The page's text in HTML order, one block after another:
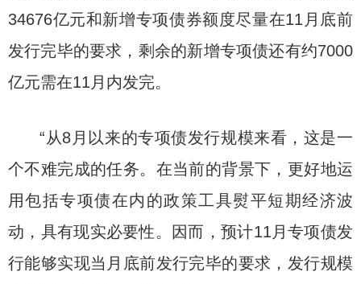
34676亿元和新增专项债券额度尽量在11月底前
发行完毕的要求，剩余的新增专项债还有约7000
亿元需在11月内发完。
“从8月以来的专项债发行规模来看，这是一
个不难完成的任务。在当前的背景下，更好地运
用包括专项债在内的政策工具熨平短期经济波
动，具有现实必要性。因而，预计11月专项债发
行能够实现当月底前发行完毕的要求，发行规模